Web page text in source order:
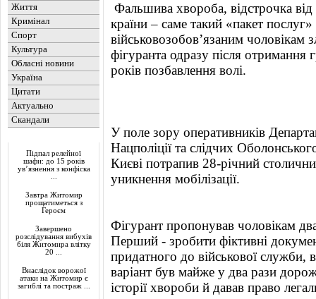
Життя
Кримінал
Спорт
Культура
Обласні новини
Україна
Цитати
Актуально
Скандали
Підпал релейної
шафи: до 15 років
ув’язнення з конфіска
Завтра Житомир
прощатиметься з
Героєм
Завершено
розслідування вибухів
біля Житомира влітку
20 ...
Внаслідок ворожої
атаки на Житомир є
загиблі та постраж ...
Фальшива хвороба, відстрочка від
країни – саме такий «пакет
військовозобов’язаним чоловікам
фігуранта одразу після
років позбавлення волі.
У поле зору оперативників
Нацполіції та слідчих
Києві потрапив 28-річний
уникнення мобілізації.
Фігурант пропонував чоловікам
Перший - зробити фіктивні
придатного до військової служби,
варіант був майже у два рази
історії хвороби й давав право